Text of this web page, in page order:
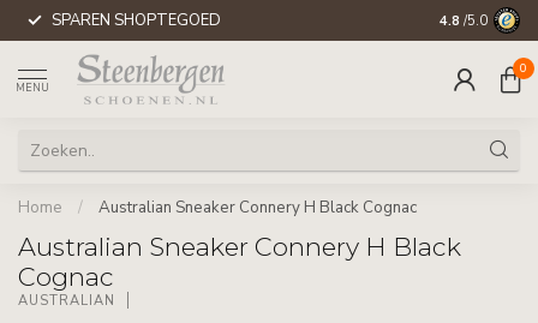
SPAREN SHOPTEGOED 4.8 /5.0
MENU
0
Home / Australian Sneaker Connery H Black Cognac
Australian Sneaker Connery H Black
Cognac
AUSTRALIAN